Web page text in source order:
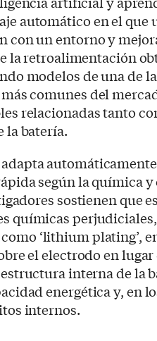
automático en el que
con un entorno y
la retroalimentación
modelos de una de
comunes del
relacionadas tanto
la batería.
según la química y
sostienen que
químicas
‘lithium plating’,
el electrodo en lugar
interna de la
energética y, en
internos.